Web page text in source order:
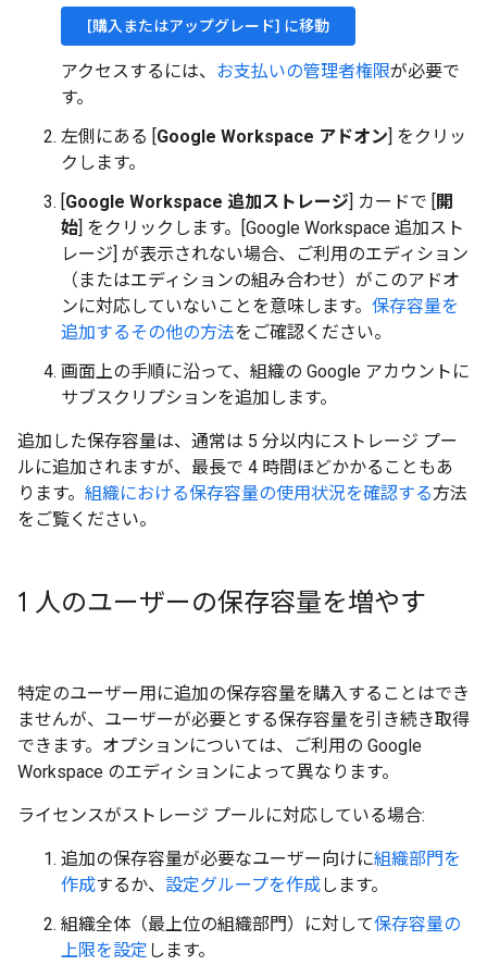
[購入またはアップグレード] に移動
アクセスするには、 お支払いの管理者権限が必要で
す。
左側にある [Google Workspace アドオン] をクリッ
クします。
[Google Workspace 追加ストレージ] カードで [開
始] をクリックします。[Google Workspace 追加スト
レージ] が表示されない場合、ご利用のエディション
（またはエディションの組み合わせ）がこのアドオ
ンに対応していないことを意味します。 保存容量を
追加するその他の方法をご確認ください。
画面上の手順に沿って、組織の Google アカウントに
サブスクリプションを追加します。
追加した保存容量は、通常は 5 分以内にストレージ プー
ルに追加されますが、最長で 4 時間ほどかかることもあ
ります。 組織における保存容量の使用状況を確認する方法
をご覧ください。
1 人のユーザーの保存容量を増やす
特定のユーザー用に追加の保存容量を購入することはでき
ませんが、ユーザーが必要とする保存容量を引き続き取得
できます。オプションについては、ご利用の Google
Workspace のエディションによって異なります。
ライセンスがストレージ プールに対応している場合:
追加の保存容量が必要なユーザー向けに組織部門を
作成するか、 設定グループを作成します。
組織全体（最上位の組織部門）に対して保存容量の
上限を設定 します。